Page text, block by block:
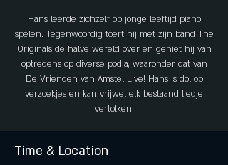
Hans leerde zichzelf op jonge leeftijd piano
spelen. Tegenwoordig toert hij met zijn band The
Originals de halve wereld over en geniet hij van
optredens op diverse podia, waaronder dat van
De Vrienden van Amstel Live! Hans is dol op
verzoekjes en kan vrijwel elk bestaand liedje
vertolken!
Time & Location